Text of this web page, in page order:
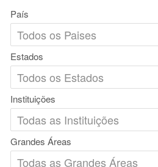
País
Estados
Instituições
Grandes Áreas